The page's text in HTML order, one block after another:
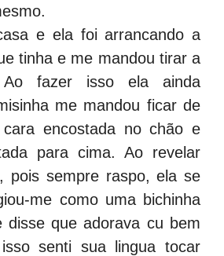
e ela foi arrancando a
tinha e me mandou tirar a
Ao fazer isso ela ainda
me mandou ficar de
encostada no chão e
para cima. Ao revelar
pois sempre raspo, ela se
me como uma bichinha
disse que adorava cu bem
senti sua lingua tocar